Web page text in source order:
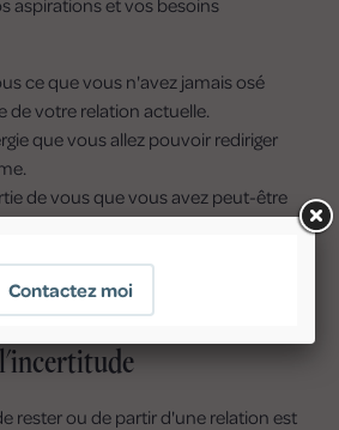
ce que vous n'avez jamais osé
de votre relation actuelle.
que vous allez pouvoir rediriger
de vous que vous avez peut-être
que vous pouvez désormais
votre alliée pour
rester ou de partir d'une relation est